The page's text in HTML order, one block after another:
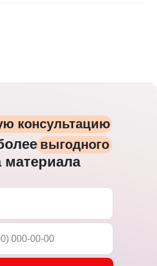
консультацию
выгодного
материала